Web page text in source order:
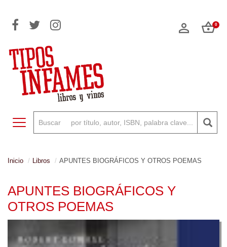
0
Toggle navigation
Inicio Libros APUNTES BIOGRÁFICOS Y OTROS POEMAS
APUNTES BIOGRÁFICOS Y
OTROS POEMAS